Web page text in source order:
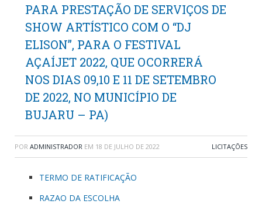
PARA PRESTAÇÃO DE SERVIÇOS DE
SHOW ARTÍSTICO COM O “DJ
ELISON”, PARA O FESTIVAL
AÇAÍJET 2022, QUE OCORRERÁ
NOS DIAS 09,10 E 11 DE SETEMBRO
DE 2022, NO MUNICÍPIO DE
BUJARU – PA)
POR ADMINISTRADOR EM 18 DE JULHO DE 2022 LICITAÇÕES
TERMO DE RATIFICAÇÃO
RAZAO DA ESCOLHA